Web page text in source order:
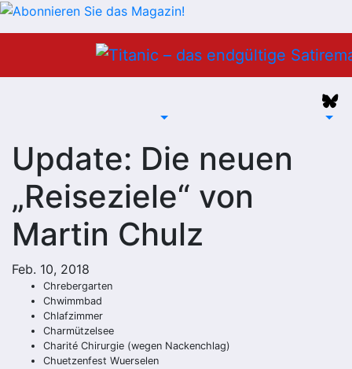
Update: Die neuen
„Reiseziele“ von
Martin Chulz
Feb. 10, 2018
Chrebergarten
Chwimmbad
Chlafzimmer
Charmützelsee
Charité Chirurgie (wegen Nackenchlag)
Chuetzenfest Wuerselen